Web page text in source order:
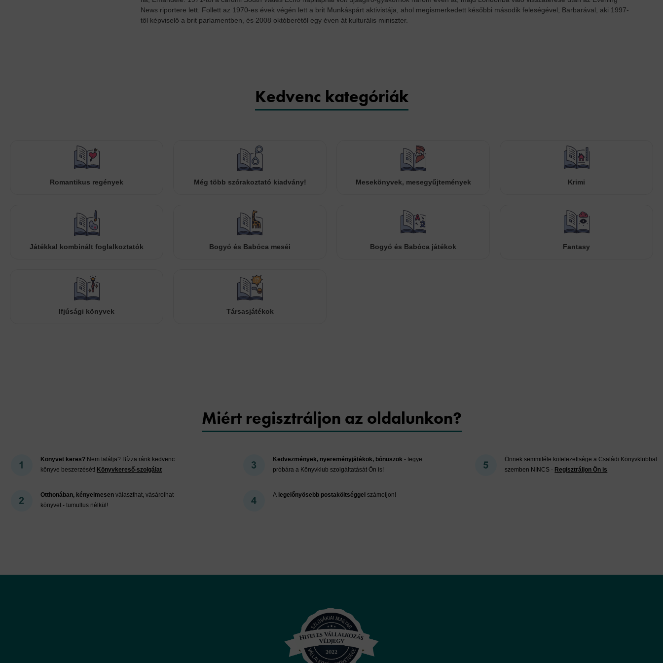
News riportere lett. Follett az 1970-es évek végén lett a brit Munkáspárt aktivistája, ahol megismerkedett későbbi második feleségével, Barbarával, aki 1997-
től képviselő a brit parlamentben, és 2008 októberétől egy éven át kulturális miniszter.
Kedvenc kategóriák
Romantikus regények Még több szórakoztató kiadvány! Mesekönyvek, mesegyűjtemények Krimi
Játékkal kombinált foglalkoztatók Bogyó és Babóca meséi Bogyó és Babóca játékok Fantasy
Ifjúsági könyvek Társasjátékok
Miért regisztráljon az oldalunkon?
Könyvet keres? Nem találja? Bízza ránk kedvenc
könyve beszerzését! Könyvkereső-szolgálat
Otthonában, kényelmesen választhat, vásárolhat
könyvet - tumultus nélkül!
Kedvezmények, nyereményjátékok, bónuszok- tegye
próbára a Könyvklub szolgáltatását Ön is!
A legelőnyösebb postaköltséggel számoljon!
Önnek semmiféle kötelezettsége a Családi Könyvklubbal
szemben NINCS - Regisztráljon Ön is